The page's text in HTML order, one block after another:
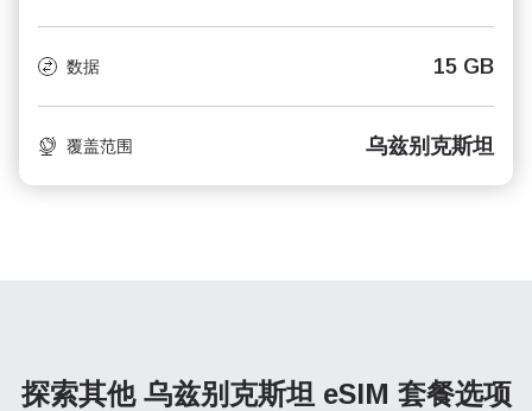
数据 15 GB
覆盖范围 乌兹别克斯坦
探索其他 乌兹别克斯坦 eSIM 套餐选项